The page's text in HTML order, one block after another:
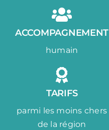
TARIFS
parmi les moins chers
de la région
ACCOMPAGNEMENT
humain